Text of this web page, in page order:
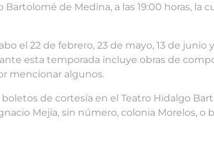
de Medina, a las 19:00 horas, la
el 22 de febrero, 23 de mayo, 13 de junio
esta temporada incluye obras de
mencionar algunos.
de cortesía en el Teatro Hidalgo
Mejía, sin número, colonia Morelos, o